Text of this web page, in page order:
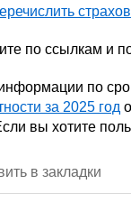
по ссылкам и
по
за 2025 год
вы хотите
в закладки